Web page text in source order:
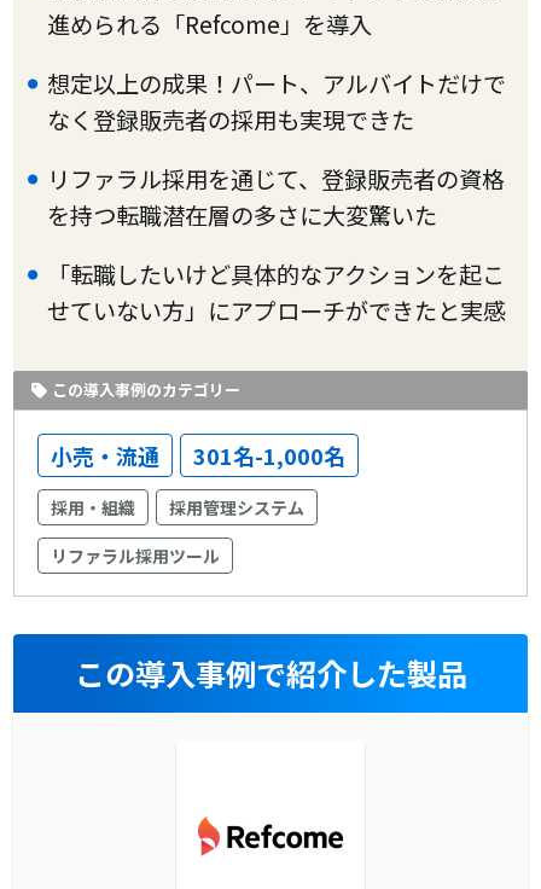
進められる「Refcome」を導入
想定以上の成果！パート、アルバイトだけで
なく登録販売者の採用も実現できた
リファラル採用を通じて、登録販売者の資格
を持つ転職潜在層の多さに大変驚いた
「転職したいけど具体的なアクションを起こ
せていない方」にアプローチができたと実感
この導入事例のカテゴリー
小売・流通 301名-1,000名
採用・組織
採用管理システム
リファラル採用ツール
この導入事例で紹介した製品